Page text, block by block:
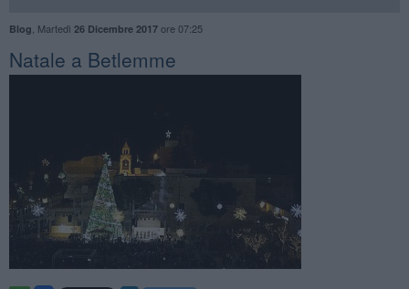
Blog Martedì 26 Dicembre 2017ore 07:25
Natale a Betlemme